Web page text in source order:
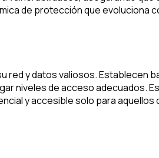
de protección que evoluciona
red y datos valiosos. Establecen
niveles de acceso adecuados.
y accesible solo para aquellos